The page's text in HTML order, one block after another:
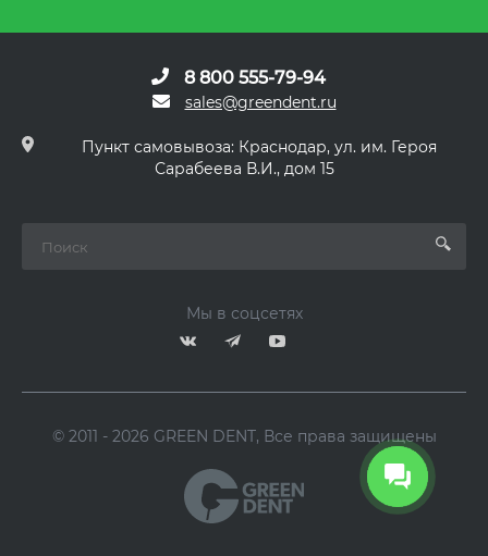
8 800 555-79-94
sales@greendent.ru
Пункт самовывоза: Краснодар, ул. им. Героя
Сарабеева В.И., дом 15
Мы в соцсетях
© 2011 - 2026 GREEN DENT, Все права защищены